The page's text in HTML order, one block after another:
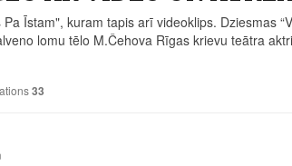
Īstam", kuram tapis arī videoklips. Dziesmas
lomu tēlo M.Čehova Rīgas krievu teātra
33